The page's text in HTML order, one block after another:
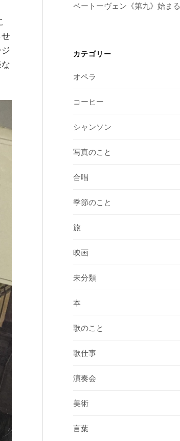
ベートーヴェン《第九》始まる
カテゴリー
オペラ
コーヒー
シャンソン
写真のこと
合唱
季節のこと
旅
映画
未分類
本
歌のこと
歌仕事
演奏会
美術
言葉